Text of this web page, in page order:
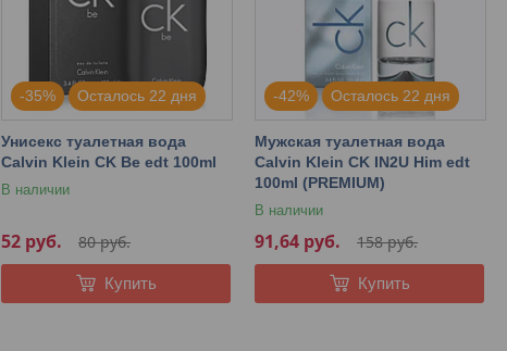
-35% Осталось 22 дня
Унисекс туалетная вода
Calvin Klein CK Be edt 100ml
В наличии
80руб.
52 руб.
Купить
-42% Осталось 22 дня
Мужская туалетная вода
Calvin Klein CK IN2U Him edt
100ml (PREMIUM)
В наличии
158руб.
91,64 руб.
Купить